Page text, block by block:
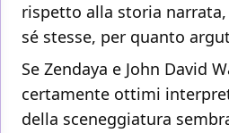
rispetto alla storia
sé stesse, per quanto
Se Zendaya e John David
certamente ottimi
della sceneggiatura